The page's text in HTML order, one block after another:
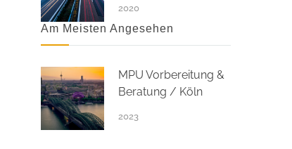
2020
Am Meisten Angesehen
MPU Vorbereitung &
Beratung / Köln
2023